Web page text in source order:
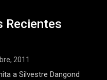
Recientes
2011
a Silvestre Dangond